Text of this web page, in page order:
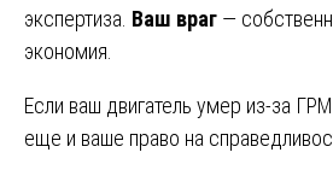
экспертиза. Ваш враг —
экономия.
Если ваш двигатель умер из-за
еще и ваше право на